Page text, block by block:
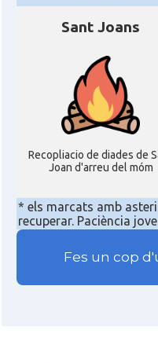
Sant Joans
Recopliacio de diades de
Joan d'arreu del móm
* els marcats amb
recuperar. Paciència
Fes un cop